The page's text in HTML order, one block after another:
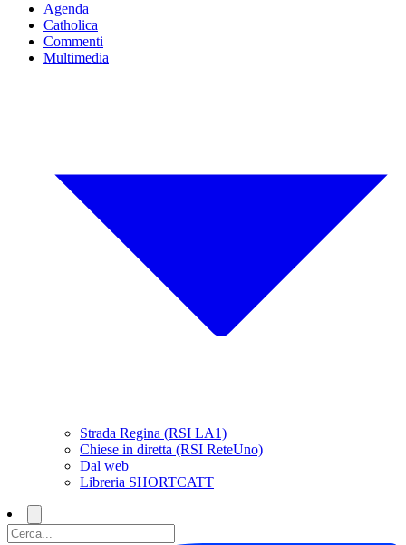
Agenda
Catholica
Commenti
Multimedia
Strada Regina (RSI LA1)
Chiese in diretta (RSI ReteUno)
Dal web
Libreria SHORTCATT